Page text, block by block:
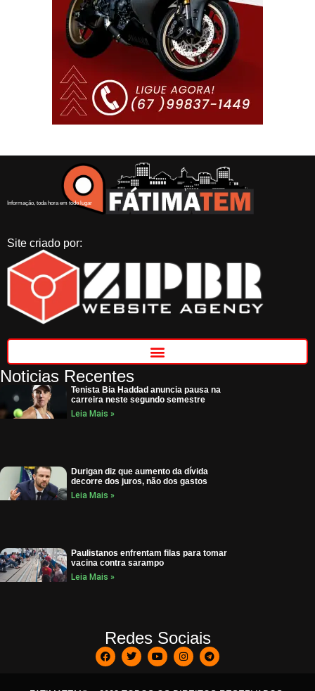
Informação, toda hora em todo lugar
Site criado por:
Noticias Recentes
Tenista Bia Haddad anuncia pausa na
carreira neste segundo semestre
Leia Mais »
Durigan diz que aumento da dívida
decorre dos juros, não dos gastos
Leia Mais »
Paulistanos enfrentam filas para tomar
vacina contra sarampo
Leia Mais »
Redes Sociais